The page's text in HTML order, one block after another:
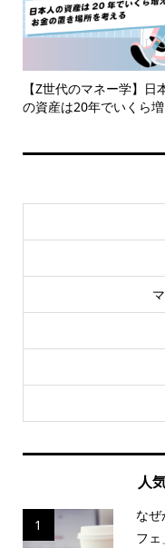
【Z世代のマネー学】日
の資産は20年でいくら
人
1
な
フ